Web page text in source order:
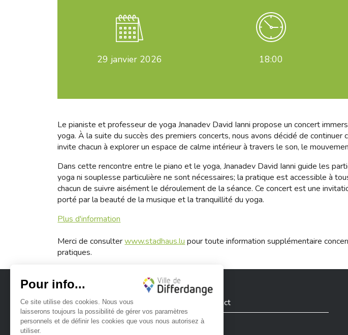
29 janvier 2026 18:00
Le pianiste et professeur de yoga Jnanadev David Ianni propose un concert
yoga. À la suite du succès des premiers concerts, nous avons décidé de
invite chacun à explorer un espace de calme intérieur à travers le son, le
Dans cette rencontre entre le piano et le yoga, Jnanadev David Ianni guide les
yoga ni souplesse particulière ne sont nécessaires; la pratique est accessible à
chacun de suivre aisément le déroulement de la séance. Ce concert est une
porté par la beauté de la musique et la tranquillité du yoga.
Plus d'information
Merci de consulterwww.stadhaus.lu pour toute information supplémentaire
pratiques.
Contact